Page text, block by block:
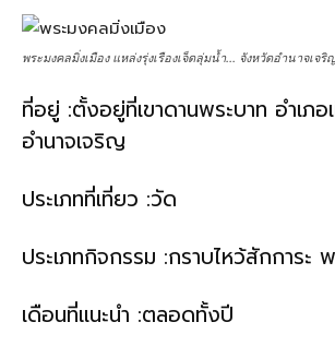
พระมงคลมิ่งเมือง แหล่งรุ่งเรืองเจ็ดลุ่มน้ำ... จังหวัดอำนาจเจริญ
ที่อยู่ :ตั้งอยู่ที่เขาดานพระบาท อำเภ
อำนาจเจริญ
ประเภทที่เที่ยว :วัด
ประเภทกิจกรรม :กราบไหว้สักการะ
เดือนที่แนะนำ :ตลอดทั้งปี